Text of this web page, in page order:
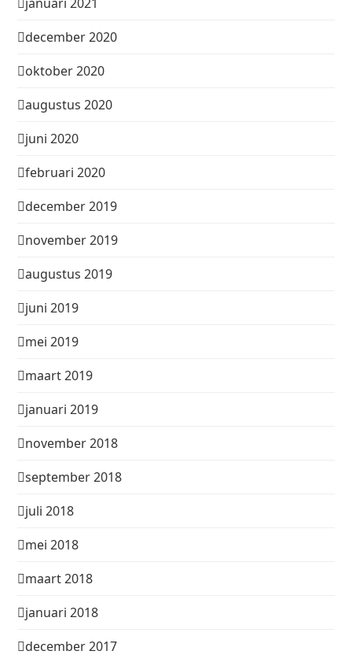
december 2020
oktober 2020
augustus 2020
juni 2020
februari 2020
december 2019
november 2019
augustus 2019
juni 2019
mei 2019
maart 2019
januari 2019
november 2018
september 2018
juli 2018
mei 2018
maart 2018
januari 2018
december 2017